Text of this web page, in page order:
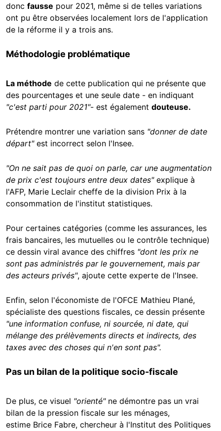
donc fausse pour 2021, même si de telles variations
ont pu être observées localement lors de l'application
de la réforme il y a trois ans.
Méthodologie problématique
La méthode de cette publication qui ne présente que
des pourcentages et une seule date - en indiquant
"c'est parti pour 2021"- est également douteuse.
Prétendre montrer une variation sans "donner de date
départ"est incorrect selon l'Insee.
"On ne sait pas de quoi on parle, car une augmentation
de prix c'est toujours entre deux dates"explique à
l'AFP, Marie Leclair cheffe de la division Prix à la
consommation de l'institut statistiques.
Pour certaines catégories (comme les assurances, les
frais bancaires, les mutuelles ou le contrôle technique)
ce dessin viral avance des chiffres "dont les prix ne
sont pas administrés par le gouvernement, mais par
des acteurs privés", ajoute cette experte de l'Insee.
Enfin, selon l'économiste de l'OFCE Mathieu Plané,
spécialiste des questions fiscales, ce dessin présente
"une information confuse, ni sourcée, ni date, qui
mélange des prélèvements directs et indirects, des
taxes avec des choses qui n'en sont pas".
Pas un bilan de la politique socio-fiscale
De plus, ce visuel "orienté"ne démontre pas un vrai
bilan de la pression fiscale sur les ménages,
estime Brice Fabre, chercheur à l'Institut des Politiques